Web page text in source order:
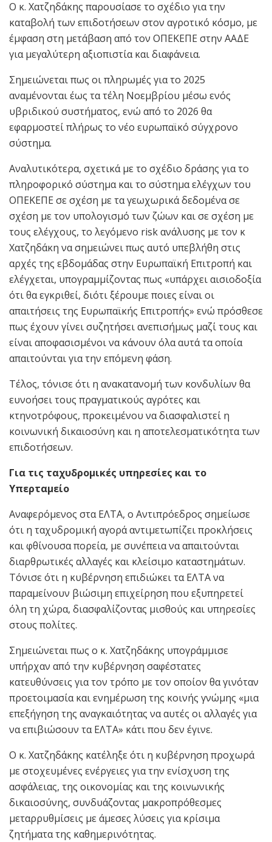
Ο κ. Χατζηδάκης παρουσίασε το σχέδιο για την
καταβολή των επιδοτήσεων στον αγροτικό κόσμο, με
έμφαση στη μετάβαση από τον ΟΠΕΚΕΠΕ στην ΑΑΔΕ
για μεγαλύτερη αξιοπιστία και διαφάνεια.
Σημειώνεται πως οι πληρωμές για το 2025
αναμένονται έως τα τέλη Νοεμβρίου μέσω ενός
υβριδικού συστήματος, ενώ από το 2026 θα
εφαρμοστεί πλήρως το νέο ευρωπαϊκό σύγχρονο
σύστημα.
Αναλυτικότερα, σχετικά με το σχέδιο δράσης για το
πληροφορικό σύστημα και το σύστημα ελέγχων του
ΟΠΕΚΕΠΕ σε σχέση με τα γεωχωρικά δεδομένα σε
σχέση με τον υπολογισμό των ζώων και σε σχέση με
τους ελέγχους, το λεγόμενο risk ανάλυσης με τον κ
Χατζηδάκη να σημειώνει πως αυτό υπεβλήθη στις
αρχές της εβδομάδας στην Ευρωπαϊκή Επιτροπή και
ελέγχεται, υπογραμμίζοντας πως «υπάρχει αισιοδοξία
ότι θα εγκριθεί, διότι ξέρουμε ποιες είναι οι
απαιτήσεις της Ευρωπαϊκής Επιτροπής» ενώ πρόσθεσε
πως έχουν γίνει συζητήσει ανεπισήμως μαζί τους και
είναι αποφασισμένοι να κάνουν όλα αυτά τα οποία
απαιτούνται για την επόμενη φάση.
Τέλος, τόνισε ότι η ανακατανομή των κονδυλίων θα
ευνοήσει τους πραγματικούς αγρότες και
κτηνοτρόφους, προκειμένου να διασφαλιστεί η
κοινωνική δικαιοσύνη και η αποτελεσματικότητα των
επιδοτήσεων.
Για τις ταχυδρομικές υπηρεσίες και το
Υπερταμείο
Αναφερόμενος στα ΕΛΤΑ, ο Αντιπρόεδρος σημείωσε
ότι η ταχυδρομική αγορά αντιμετωπίζει προκλήσεις
και φθίνουσα πορεία, με συνέπεια να απαιτούνται
διαρθρωτικές αλλαγές και κλείσιμο καταστημάτων.
Τόνισε ότι η κυβέρνηση επιδιώκει τα ΕΛΤΑ να
παραμείνουν βιώσιμη επιχείρηση που εξυπηρετεί
όλη τη χώρα, διασφαλίζοντας μισθούς και υπηρεσίες
στους πολίτες.
Σημειώνεται πως ο κ. Χατζηδάκης υπογράμμισε
υπήρχαν από την κυβέρνηση σαφέστατες
κατευθύνσεις για τον τρόπο με τον οποίον θα γινόταν
προετοιμασία και ενημέρωση της κοινής γνώμης «μια
επεξήγηση της αναγκαιότητας να αυτές οι αλλαγές για
να επιβιώσουν τα ΕΛΤΑ» κάτι που δεν έγινε.
Ο κ. Χατζηδάκης κατέληξε ότι η κυβέρνηση προχωρά
με στοχευμένες ενέργειες για την ενίσχυση της
ασφάλειας, της οικονομίας και της κοινωνικής
δικαιοσύνης, συνδυάζοντας μακροπρόθεσμες
μεταρρυθμίσεις με άμεσες λύσεις για κρίσιμα
ζητήματα της καθημερινότητας.